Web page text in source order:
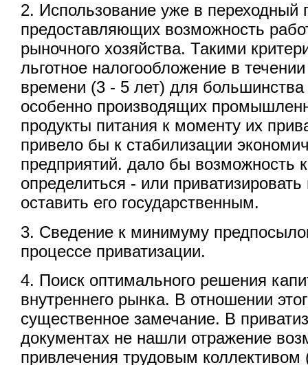
2. Использование уже в переходный
предоставляющих возможность
рыночного хозяйства. Такими
льготное налогообложение в
времени (3 - 5 лет) для большинства
особенно производящих
продукты питания к моменту их
привело бы к стабилизации
предприятий. дало бы возможность
определиться - или
оставить его государственным.
3. Сведение к минимуму
процессе приватизации.
4. Поиск оптимального решения
внутреннего рынка. В отношении
существенное замечание. В
документах не нашли отражение
привлечения трудовым коллективом